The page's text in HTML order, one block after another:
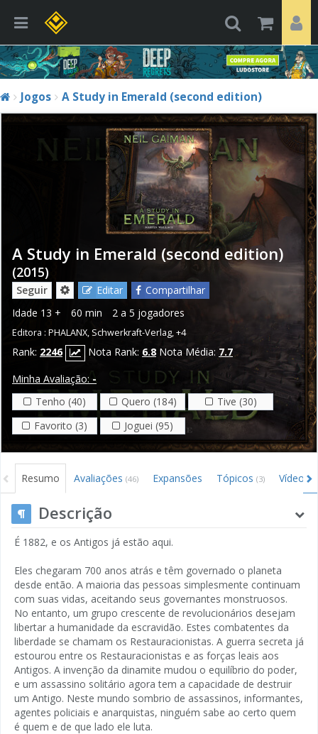
Jogos A Study in Emerald (second edition)
A Study in Emerald (second edition)
(2015)
Seguir Editar
Compartilhar
Idade 13 + 60 min 2 a 5 jogadores
Editora : PHALANX, Schwerkraft-Verlag,+4
Rank: 2246 Nota Rank: 6.8 Nota Média: 7.7
Minha Avaliação: -
Tenho (40)
Quero (184)
Tive (30)
Favorito (3)
Joguei (95)
Resumo Avaliações (46) Expansões Tópicos (3) Vídeos
CréditosDescrição
É 1882, e os Antigos já estão aqui.
Eles chegaram 700 anos atrás e têm governado o planeta
desde então. A maioria das pessoas simplesmente continuam
com suas vidas, aceitando seus governantes monstruosos.
No entanto, um grupo crescente de revolucionários desejam
libertar a humanidade da escravidão. Estes combatentes da
liberdade se chamam os Restauracionistas. A guerra secreta já
estourou entre os Restauracionistas e as forças leais aos
Antigos. A invenção da dinamite mudou o equilíbrio do poder,
e um assassino solitário agora tem a capacidade de destruir
um Antigo. Neste mundo sombrio de assassinos, informantes,
agentes policiais e anarquistas, ninguém sabe ao certo quem
é quem e de que lado ele luta.